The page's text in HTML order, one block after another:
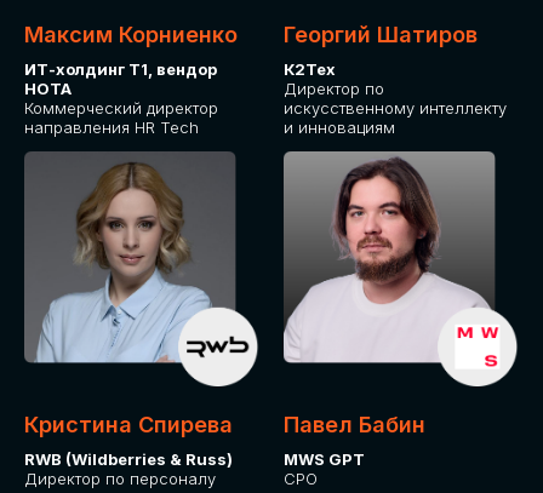
Максим Корниенко
ИТ-холдинг Т1, вендор
НОТА
Коммерческий директор
направления HR Tech
Георгий Шатиров
К2Тех
Директор по
искусственному интеллекту
и инновациям
Кристина Спирева
RWB (Wildberries & Russ)
Директор по персоналу
Павел Бабин
MWS GPT
CPO